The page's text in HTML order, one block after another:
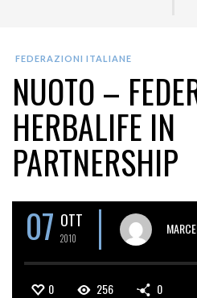
FEDERAZIONI ITALIANE
NUOTO –
HERBALIFE IN
PARTNERSHIP
07 OTT
2010
0 256 0